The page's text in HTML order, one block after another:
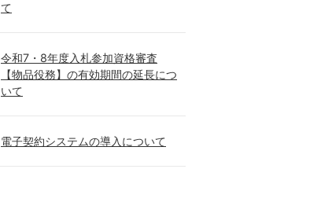
て
令和7・8年度入札参加資格審査
【物品役務】の有効期間の延長につ
いて
電子契約システムの導入について